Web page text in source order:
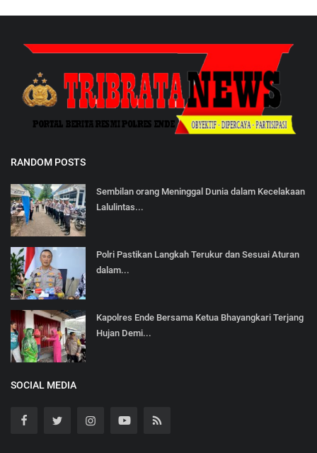
RANDOM POSTS
Sembilan orang Meninggal Dunia dalam Kecelakaan
Lalulintas...
Polri Pastikan Langkah Terukur dan Sesuai Aturan
dalam...
Kapolres Ende Bersama Ketua Bhayangkari Terjang
Hujan Demi...
SOCIAL MEDIA